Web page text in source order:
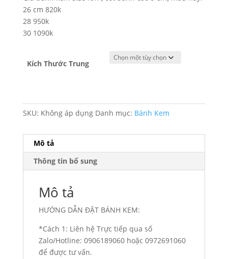
26 cm 820k
28 950k
30 1090k
Kích Thước Trung
SKU: Không áp dụng Danh mục: Bánh Kem
Mô tả
Thông tin bổ sung
Mô tả
HƯỚNG DẪN ĐẶT BÁNH KEM:
*Cách 1: Liên hệ Trực tiếp qua số
Zalo/Hotline: 0906189060 hoặc 0972691060
để được tư vấn.